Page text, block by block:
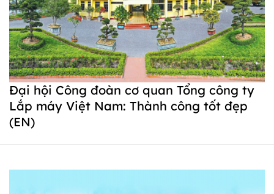
Đại hội Công đoàn cơ quan Tổng công ty
Lắp máy Việt Nam: Thành công tốt đẹp
(EN)